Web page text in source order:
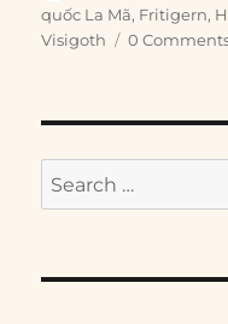
on
quốc La Mã, Fritigern,
Visigoth
0
Search
for: